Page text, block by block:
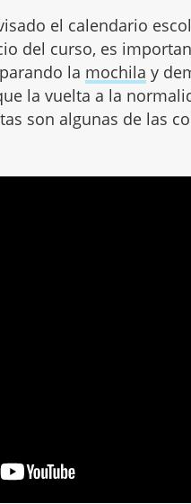
el calendario
del curso, es
la mochila y
la vuelta a la
son algunas de las